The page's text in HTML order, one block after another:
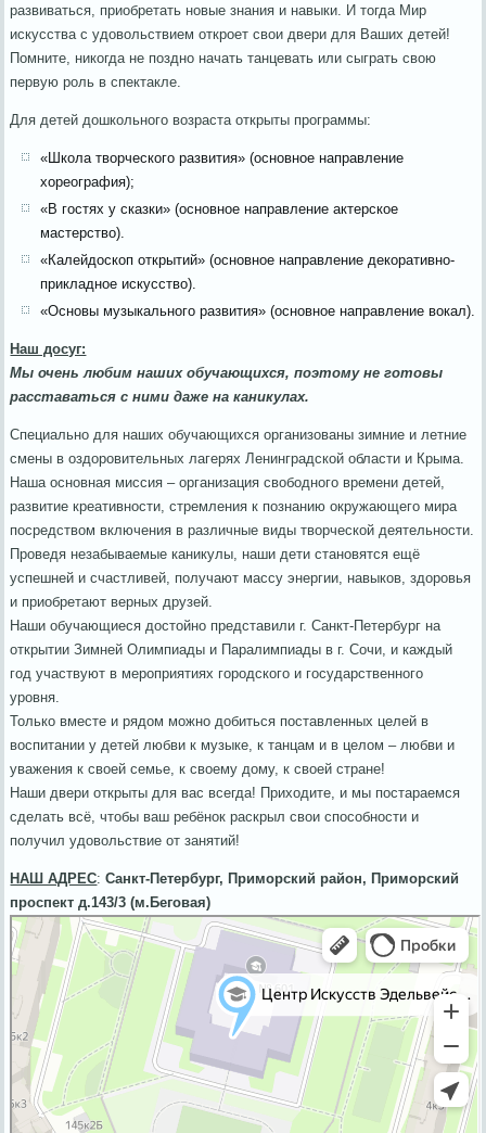
развиваться, приобретать новые знания и навыки. И тогда Мир
искусства с удовольствием откроет свои двери для Ваших детей!
Помните, никогда не поздно начать танцевать или сыграть свою
первую роль в спектакле.
Для детей дошкольного возраста открыты программы:
«Школа творческого развития» (основное направление
хореография);
«В гостях у сказки» (основное направление актерское
мастерство).
«Калейдоскоп открытий» (основное направление декоративно-
прикладное искусство).
«Основы музыкального развития» (основное направление вокал).
Наш досуг:
Мы очень любим наших обучающихся, поэтому не готовы
расставаться с ними даже на каникулах.
Специально для наших обучающихся организованы зимние и летние
смены в оздоровительных лагерях Ленинградской области и Крыма.
Наша основная миссия – организация свободного времени детей,
развитие креативности, стремления к познанию окружающего мира
посредством включения в различные виды творческой деятельности.
Проведя незабываемые каникулы, наши дети становятся ещё
успешней и счастливей, получают массу энергии, навыков, здоровья
и приобретают верных друзей.
Наши обучающиеся достойно представили г. Санкт-Петербург на
открытии Зимней Олимпиады и Паралимпиады в г. Сочи, и каждый
год участвуют в мероприятиях городского и государственного
уровня.
Только вместе и рядом можно добиться поставленных целей в
воспитании у детей любви к музыке, к танцам и в целом – любви и
уважения к своей семье, к своему дому, к своей стране!
Наши двери открыты для вас всегда! Приходите, и мы постараемся
сделать всё, чтобы ваш ребёнок раскрыл свои способности и
получил удовольствие от занятий!
НАШ АДРЕС:Санкт-Петербург, Приморский район, Приморский
проспект д.143/3 (м.Беговая)